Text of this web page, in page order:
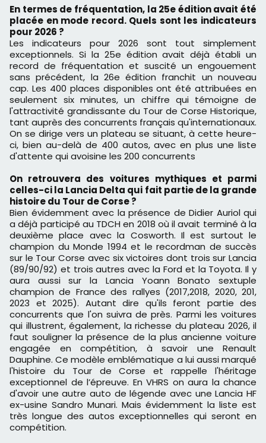
En termes de fréquentation, la 25e édition avait été
placée en mode record. Quels sont les indicateurs
pour 2026 ?
Les indicateurs pour 2026 sont tout simplement
exceptionnels. Si la 25e édition avait déjà établi un
record de fréquentation et suscité un engouement
sans précédent, la 26e édition franchit un nouveau
cap. Les 400 places disponibles ont été attribuées en
seulement six minutes, un chiffre qui témoigne de
l'attractivité grandissante du Tour de Corse Historique,
tant auprès des concurrents français qu'internationaux.
On se dirige vers un plateau se situant, à cette heure-
ci, bien au-delà de 400 autos, avec en plus une liste
d'attente qui avoisine les 200 concurrents
On retrouvera des voitures mythiques et parmi
celles-ci la Lancia Delta qui fait partie de la grande
histoire du Tour de Corse ?
Bien évidemment avec la présence de Didier Auriol qui
a déjà participé au TDCH en 2018 où il avait terminé à la
deuxième place avec la Cosworth. Il est surtout le
champion du Monde 1994 et le recordman de succès
sur le Tour Corse avec six victoires dont trois sur Lancia
(89/90/92) et trois autres avec la Ford et la Toyota. Il y
aura aussi sur la Lancia Yoann Bonato sextuple
champion de France des rallyes (2017,2018, 2020, 201,
2023 et 2025). Autant dire qu'ils feront partie des
concurrents que l'on suivra de près. Parmi les voitures
qui illustrent, également, la richesse du plateau 2026, il
faut souligner la présence de la plus ancienne voiture
engagée en compétition, à savoir une Renault
Dauphine. Ce modèle emblématique a lui aussi marqué
l'histoire du Tour de Corse et rappelle l'héritage
exceptionnel de l’épreuve. En VHRS on aura la chance
d'avoir une autre auto de légende avec une Lancia HF
ex-usine Sandro Munari. Mais évidemment la liste est
très longue des autos exceptionnelles qui seront en
compétition.